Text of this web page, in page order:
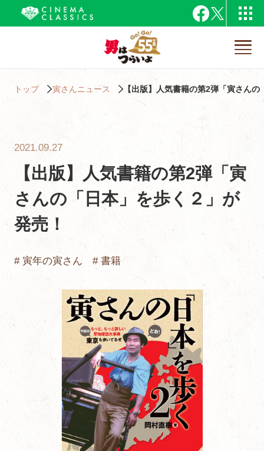
トップ 寅さんニュース 【出版】人気書籍の第2弾「寅さん
2021.09.27
【出版】人気書籍の第2弾「寅
さんの「日本」を歩く２」が
発売！
# 寅年の寅さん # 書籍